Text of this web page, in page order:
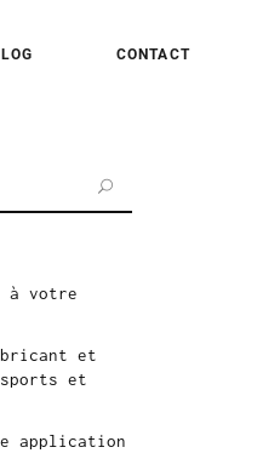
CONTACT
à votre
et
et
application